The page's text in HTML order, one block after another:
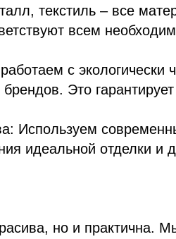
текстиль – все
всем
с экологически
Это
Используем
идеальной отделки и
но и практична.